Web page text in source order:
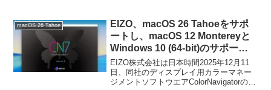
Spotlightアップデートに伴うインデック
ス(牽引)の最適化を行っていますが、この
アップデートに伴い、macOS 26.6ではア
ップデート後にCPU使用率が上昇しま
す。
macOS 26 Tahoe
EIZO、macOS 26 Tahoeをサポ
ートし、macOS 12 Montereyと
Windows 10 (64-bit)のサポート
を終了したカラーマネージメント
ソフトウエア「ColorNavigator
v7.2.6」をリリース。
EIZO株式会社は日本時間2025年12月11
日、同社のディスプレイ用カラーマネー
ジメントソフトウエアColorNavigatorの最